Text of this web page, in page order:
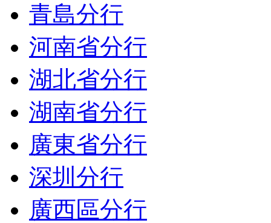
青島分行
河南省分行
湖北省分行
湖南省分行
廣東省分行
深圳分行
廣西區分行